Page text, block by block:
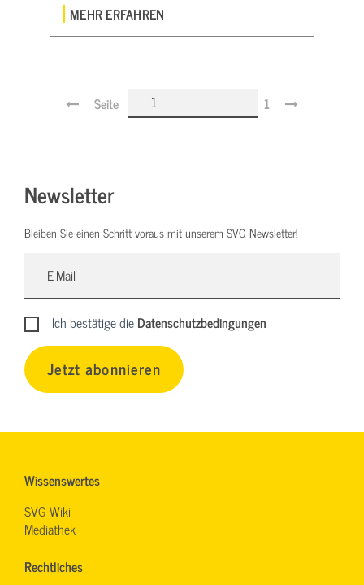
MEHR ERFAHREN
Seite 1
Newsletter
Bleiben Sie einen Schritt voraus mit unserem SVG Newsletter!
Ich bestätige dieDatenschutzbedingungen
Jetzt abonnieren
Wissenswertes
SVG-Wiki
Mediathek
Rechtliches